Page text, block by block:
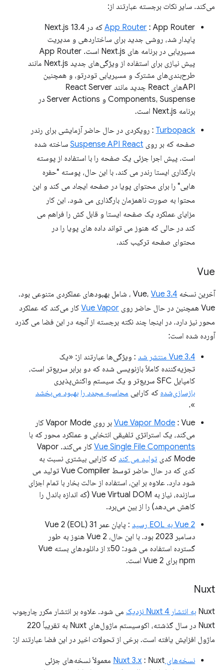
می‌کند. سایر نکات برجسته عبارتند از:
App Router
: App Router که در Next.js 13.4
پایدار شد، روشی جدید برای ساختاردهی و مدیریت
مسیریابی در برنامه های Next.js است. App Router
پیش نیازی برای استفاده از ویژگی‌های جدید Next.js مانند
طرح‌بندی‌های مشترک و مسیریابی تودرتو، و همچنین
APIهای React جدید مانند React Server
Components، Suspense و Server Actions در
برنامه Next.js است.
Turbopack : رویکردی در حال حاضر آزمایشی برای رندر
صفحه که بر روی Suspense API React ساخته شده
است. پیش اجرا جزئی یک صفحه را با استفاده از پوسته
بارگذاری ایستا رندر می کند. با این حال، پوسته "حفره
هایی" را برای محتوای پویا در صفحه ایجاد می کند و این
محتوا به صورت ناهمزمان بارگذاری می شود. این کار
مزایای عملکرد یک صفحه ایستا و قابل کش را فراهم می
کند در حالی که هنوز می تواند داده های پویا را در
محتوای صفحه ترکیب کند.
Vue
آخرین نسخه Vue، Vue 3.4
، شامل بهبودهای عملکردی متنوعی بود.
Vue همچنین در حال حاضر روی
Vue Vapor کار می‌کند که عملکرد
محور نیز دارد. در اینجا چند نکته برجسته از آنچه در این فضا می گذرد
آورده شده است:
Vue 3.4 منتشر شد
: ویژگی‌ها عبارتند از: «یک
تجزیه‌کننده کاملاً بازنویسی شده که دو برابر سریع‌تر است،
کامپایل SFC سریع‌تر و یک سیستم واکنش‌پذیری
بازسازی‌شده که کارایی محاسبه مجدد را بهبود می‌بخشد
».
Vue Vapor Mode
: Vue بر روی Vapor Mode کار
می‌کند، یک استراتژی تلفیقی انتخابی و عملکرد محور که با
Vue Single File Components
کار می‌کند. Vapor
Mode کدی
تولید می کند که کارایی بیشتری نسبت به
کدی که در حال حاضر توسط Vue Compiler تولید می
شود دارد. علاوه بر این، استفاده از حالت بخار با تمام اجزای
سازنده، نیاز به Vue Virtual DOM (که اندازه باندل را
کاهش می‌دهد) را از بین می‌برد.
Vue 2 به EOL رسید
: پایان عمر Vue 2 (EOL) 31
دسامبر 2023 بود. با این حال، Vue 2 هنوز به طور
گسترده استفاده می شود: 50٪ از دانلودهای بسته Vue
npm برای Vue 2 است.
Nuxt
Nuxt به انتشار Nuxt 4 نزدیک
می شود. علاوه بر انتشار مکرر چارچوب
Nuxt در سال گذشته، اکوسیستم ماژول‌های Nuxt به تقریباً 220
ماژول افزایش یافته است. برخی از تحولات اخیر در این فضا عبارتند از:
نسخه‌های Nuxt 3.x
: Nuxt معمولاً نسخه‌های جزئی